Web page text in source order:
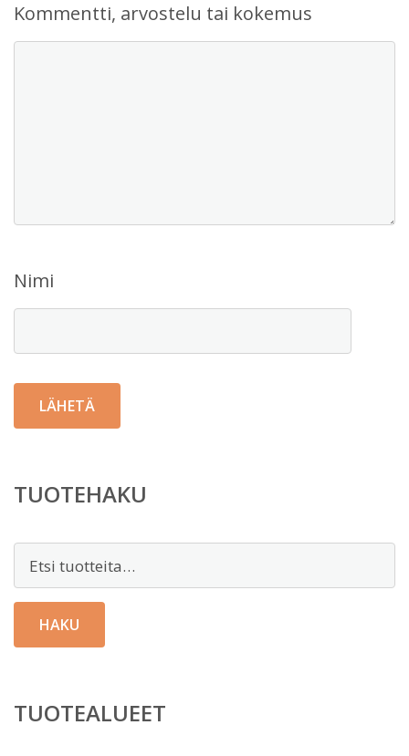
Kommentti, arvostelu tai kokemus
Nimi
TUOTEHAKU
HAKU
TUOTEALUEET